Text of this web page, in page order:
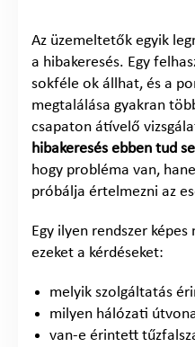
Az üzemeltetők egyik
a hibakeresés. Egy
sokféle ok állhat, és a
megtalálása gyakran
csapaton átívelő
hibakeresés ebben tud
hogy probléma van,
próbálja értelmezni az
Egy ilyen rendszer képes
ezeket a kérdéseket:
melyik szolgáltatás
milyen hálózati
van-e érintett